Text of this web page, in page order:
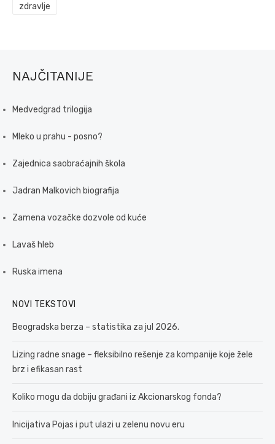
zdravlje
NAJČITANIJE
Medvedgrad trilogija
Mleko u prahu - posno?
Zajednica saobraćajnih škola
Jadran Malkovich biografija
Zamena vozačke dozvole od kuće
Lavaš hleb
Ruska imena
NOVI TEKSTOVI
Beogradska berza – statistika za jul 2026.
Lizing radne snage – fleksibilno rešenje za kompanije koje žele
brz i efikasan rast
Koliko mogu da dobiju građani iz Akcionarskog fonda?
Inicijativa Pojas i put ulazi u zelenu novu eru